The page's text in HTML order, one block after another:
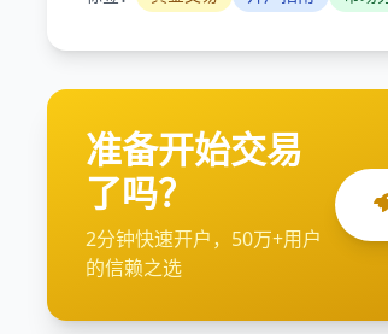
准备开始交易
了吗？
2分钟快速开户，50万+用户
的信赖之选